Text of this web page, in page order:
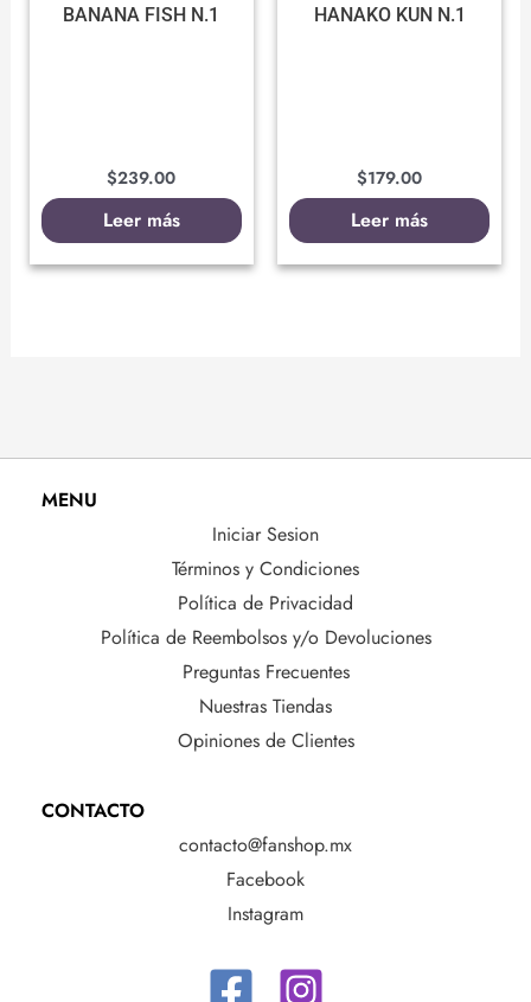
BANANA FISH N.1
$239.00
Leer más
HANAKO KUN N.1
$179.00
Leer más
MENU
Iniciar Sesion
Términos y Condiciones
Política de Privacidad
Política de Reembolsos y/o Devoluciones
Preguntas Frecuentes
Nuestras Tiendas
Opiniones de Clientes
CONTACTO
contacto@fanshop.mx
Facebook
Instagram